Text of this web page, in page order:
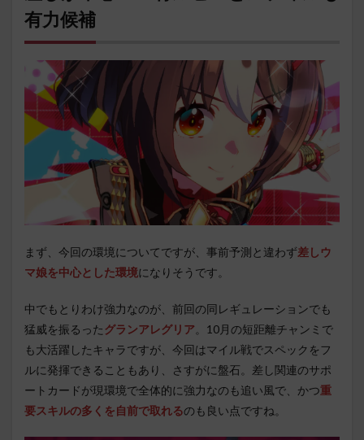
有力候補
まず、今回の環境についてですが、事前予測と違わず差しウ
マ娘を中心とした環境になりそうです。
中でもとりわけ強力なのが、前回の同レギュレーションでも
猛威を振るったグランアレグリア。10月の短距離チャンミで
も大活躍したキャラですが、今回はマイル戦でスペックをフ
ルに発揮できることもあり、さすがに盤石。差し関連のサポ
ートカードが現環境で全体的に強力なのも追い風で、かつ重
要スキルの多くを自前で取れるのも良い点ですね。